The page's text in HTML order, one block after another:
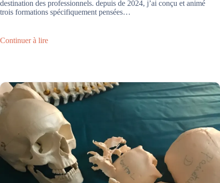
destination des professionnels. depuis de 2024, j’ai conçu et animé
trois formations spécifiquement pensées…
Continuer à lire